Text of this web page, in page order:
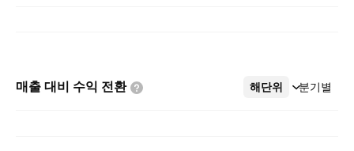
매출 대비 수익 전환 해단위 분기별
더보기